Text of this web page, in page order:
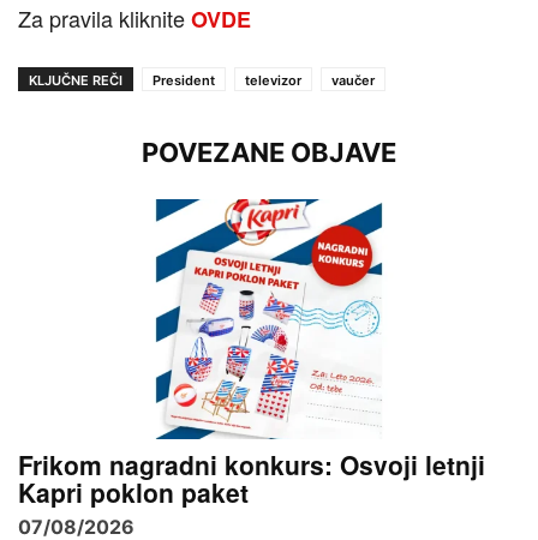
Za pravila klikniteOVDE
KLJUČNE REČI President televizor vaučer
POVEZANE OBJAVE
Frikom nagradni konkurs: Osvoji letnji
Kapri poklon paket
07/08/2026